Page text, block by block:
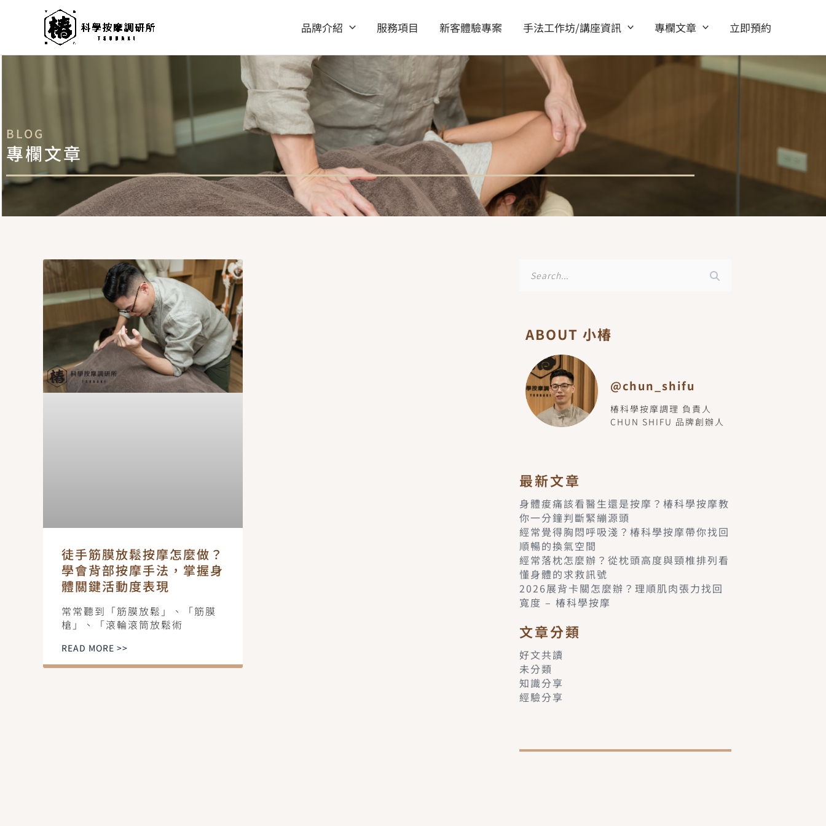
品牌介紹 服務項目 新客體驗專案 手法工作坊/講座資訊 專欄文章 立即預約
BLOG
專欄文章
徒手筋膜放鬆按摩怎麼做？
學會背部按摩手法，掌握身
體關鍵活動度表現
常常聽到「筋膜放鬆」、「筋膜
槍」、「滾輪滾筒放鬆術
READ MORE >>
ABOUT 小椿
@chun_shifu
椿科學按摩調理 負責人
CHUN SHIFU 品牌創辦人
最新文章
身體痠痛該看醫生還是按摩？椿科學按摩教
你一分鐘判斷緊繃源頭
經常覺得胸悶呼吸淺？椿科學按摩帶你找回
順暢的換氣空間
經常落枕怎麼辦？從枕頭高度與頸椎排列看
懂身體的求救訊號
2026展背卡關怎麼辦？理順肌肉張力找回
寬度 – 椿科學按摩
文章分類
好文共讀
未分類
知識分享
經驗分享